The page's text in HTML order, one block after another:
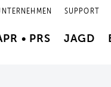
SUPPORT
• PRS JAGD